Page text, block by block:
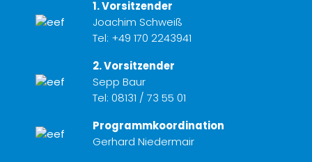
1. Vorsitzender
Joachim Schweiß
Tel: +49 170 2243941
2. Vorsitzender
Sepp Baur
Tel: 08131 / 73 55 01
Programmkoordination
Gerhard Niedermair